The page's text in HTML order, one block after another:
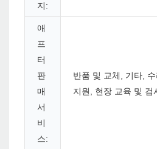
지:
애
프
터
판
매
서
비
스:
반품 및 교체, 기타,
지원, 현장 교육 및 검